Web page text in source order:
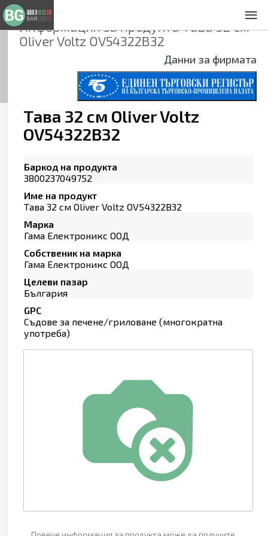
Информация за продуктаТава 32 см
Oliver Voltz OV54322B32
Данни за фирмата
Тава 32 см Oliver Voltz
OV54322B32
Баркод на продукта
3800237049752
Име на продукт
Тава 32 см Oliver Voltz OV54322B32
Марка
Гама Електроникс ООД
Собственик на марка
Гама Електроникс ООД
Целеви пазар
България
GPC
Съдове за печене/гриловане (многократна
употреба)
Общи условия
Декларация за проверителност
Заснемане на продукти
Контакти